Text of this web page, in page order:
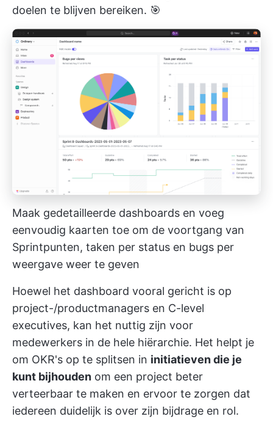
doelen te blijven bereiken. 🎯
Maak gedetailleerde dashboards en voeg
eenvoudig kaarten toe om de voortgang van
Sprintpunten, taken per status en bugs per
weergave weer te geven
Hoewel het dashboard vooral gericht is op
project-/productmanagers en C-level
executives, kan het nuttig zijn voor
medewerkers in de hele hiërarchie. Het helpt je
om OKR's op te splitsen in initiatieven die je
kunt bijhouden om een project beter
verteerbaar te maken en ervoor te zorgen dat
iedereen duidelijk is over zijn bijdrage en rol.